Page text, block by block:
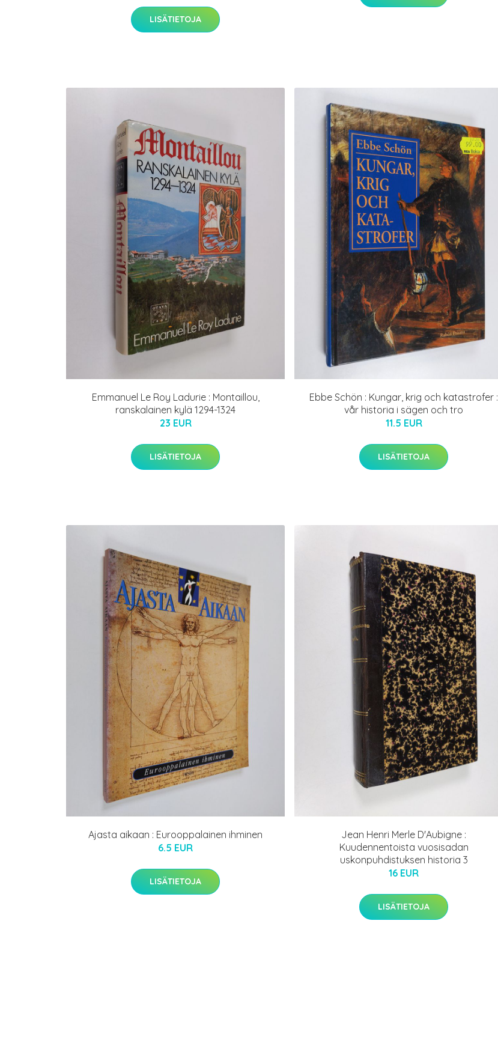
LISÄTIETOJA
Emmanuel Le Roy Ladurie : Montaillou,
ranskalainen kylä 1294-1324
23 EUR
LISÄTIETOJA
Ebbe Schön : Kungar, krig och katastrofer :
vår historia i sägen och tro
11.5 EUR
LISÄTIETOJA
Ajasta aikaan : Eurooppalainen ihminen
6.5 EUR
LISÄTIETOJA
Jean Henri Merle D'Aubigne :
Kuudennentoista vuosisadan
uskonpuhdistuksen historia 3
16 EUR
LISÄTIETOJA